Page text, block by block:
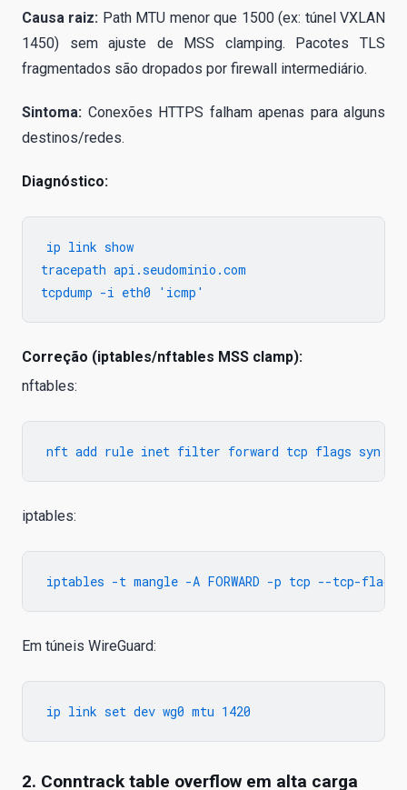
Causa raiz: Path MTU menor que 1500 (ex: túnel VXLAN
1450) sem ajuste de MSS clamping. Pacotes TLS
fragmentados são dropados por firewall intermediário.
Sintoma: Conexões HTTPS falham apenas para alguns
destinos/redes.
Diagnóstico:
ip link show
tracepath api.seudominio.com
Correção (iptables/nftables MSS clamp):
nftables:
iptables:
Em túneis WireGuard:
2. Conntrack table overflow em alta carga